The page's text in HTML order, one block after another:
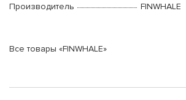
Производитель
FINWHALE
Все товары «FINWHALE»